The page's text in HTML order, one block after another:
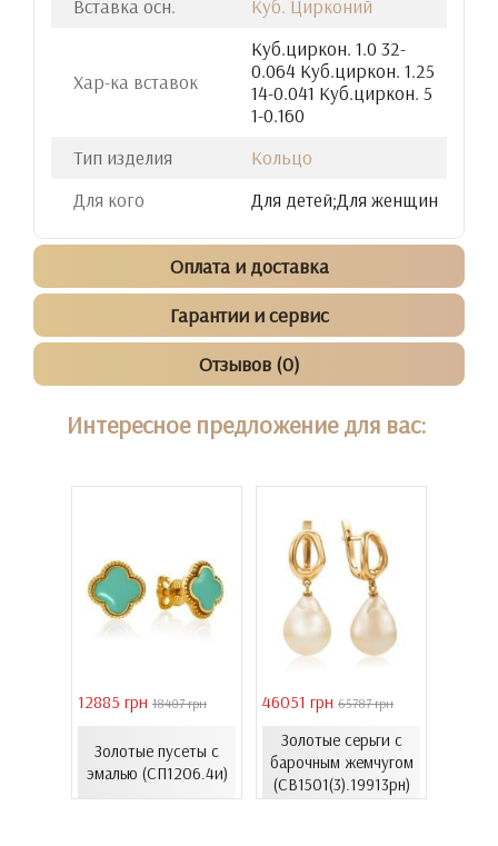
Вставка осн. Куб. Цирконий
Хар-ка вставок
Куб.циркон. 1.0 32-
0.064 Куб.циркон. 1.25
14-0.041 Куб.циркон. 5
1-0.160
Тип изделия
Кольцо
Для кого
Для детей;Для женщин
Оплата и доставка
Гарантии и сервис
Отзывов (0)
Интересное предложение для вас:
12885 грн 18407 грн
Золотые пусеты с
эмалью (СП1206.4и)
46051 грн 65787 грн
Золотые серьги с
барочным жемчугом
(СВ1501(3).19913рн)